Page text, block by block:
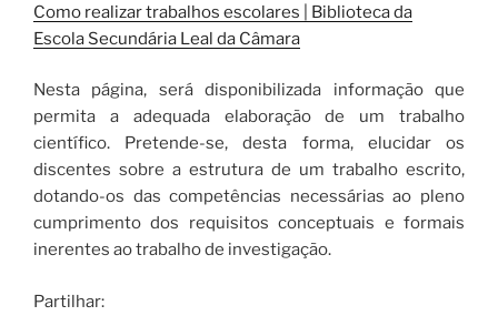
Como realizar trabalhos escolares | Biblioteca da
Escola Secundária Leal da Câmara
Nesta página, será disponibilizada informação que
permita a adequada elaboração de um trabalho
científico. Pretende-se, desta forma, elucidar os
discentes sobre a estrutura de um trabalho escrito,
dotando-os das competências necessárias ao pleno
cumprimento dos requisitos conceptuais e formais
inerentes ao trabalho de investigação.
Partilhar: